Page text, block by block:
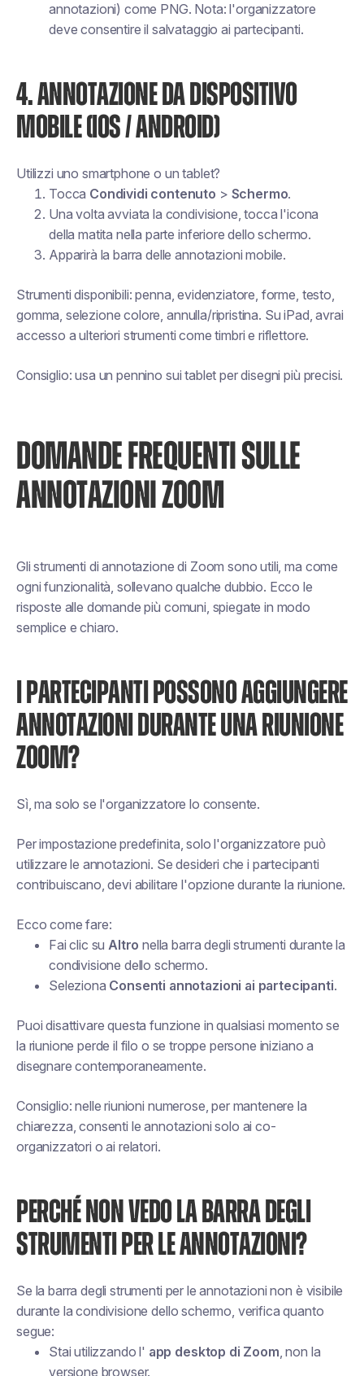
annotazioni) come PNG. Nota: l'organizzatore
deve consentire il salvataggio ai partecipanti.
4. ANNOTAZIONE DA DISPOSITIVO
MOBILE (IOS / ANDROID)
Utilizzi uno smartphone o un tablet?
Tocca Condividi contenuto > Schermo.
Una volta avviata la condivisione, tocca l'icona
della matita nella parte inferiore dello schermo.
Apparirà la barra delle annotazioni mobile.
Strumenti disponibili: penna, evidenziatore, forme, testo,
gomma, selezione colore, annulla/ripristina. Su iPad, avrai
accesso a ulteriori strumenti come timbri e riflettore.
Consiglio: usa un pennino sui tablet per disegni più precisi.
DOMANDE FREQUENTI SULLE
ANNOTAZIONI ZOOM
Gli strumenti di annotazione di Zoom sono utili, ma come
ogni funzionalità, sollevano qualche dubbio. Ecco le
risposte alle domande più comuni, spiegate in modo
semplice e chiaro.
I PARTECIPANTI POSSONO AGGIUNGERE
ANNOTAZIONI DURANTE UNA RIUNIONE
ZOOM?
Sì, ma solo se l'organizzatore lo consente.
Per impostazione predefinita, solo l'organizzatore può
utilizzare le annotazioni. Se desideri che i partecipanti
contribuiscano, devi abilitare l'opzione durante la riunione.
Ecco come fare:
Fai clic suAltro nella barra degli strumenti durante la
condivisione dello schermo.
Seleziona Consenti annotazioni ai partecipanti.
Puoi disattivare questa funzione in qualsiasi momento se
la riunione perde il filo o se troppe persone iniziano a
disegnare contemporaneamente.
Consiglio: nelle riunioni numerose, per mantenere la
chiarezza, consenti le annotazioni solo ai co-
organizzatori o ai relatori.
PERCHÉ NON VEDO LA BARRA DEGLI
STRUMENTI PER LE ANNOTAZIONI?
Se la barra degli strumenti per le annotazioni non è visibile
durante la condivisione dello schermo, verifica quanto
segue:
Stai utilizzando l' app desktop di Zoom, non la
versione browser.